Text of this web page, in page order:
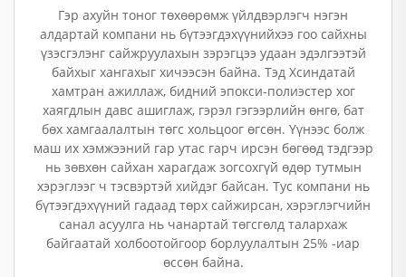
Гэр ахуйн тоног төхөөрөмж үйлдвэрлэгч нэгэн
алдартай компани нь бүтээгдэхүүнийхээ гоо сайхны
үзэсгэлэнг сайжруулахын зэрэгцээ удаан эдэлгээтэй
байхыг хангахыг хичээсэн байна. Тэд Хсиндатай
хамтран ажиллаж, бидний эпокси-полиэстер хог
хаягдлын давс ашиглаж, гэрэл гэгээрлийн өнгө, бат
бөх хамгаалалтын төгс хольцоог өгсөн. Үүнээс болж
маш их хэмжээний гар утас гарч ирсэн бөгөөд тэдгээр
нь зөвхөн сайхан харагдаж зогсохгүй өдөр тутмын
хэрэглээг ч тэсвэртэй хийдэг байсан. Тус компани нь
бүтээгдэхүүний гадаад төрх сайжирсан, хэрэглэгчийн
санал асуулга нь чанартай төгсгөлд талархаж
байгаатай холбоотойгоор борлуулалтын 25% -иар
өссөн байна.